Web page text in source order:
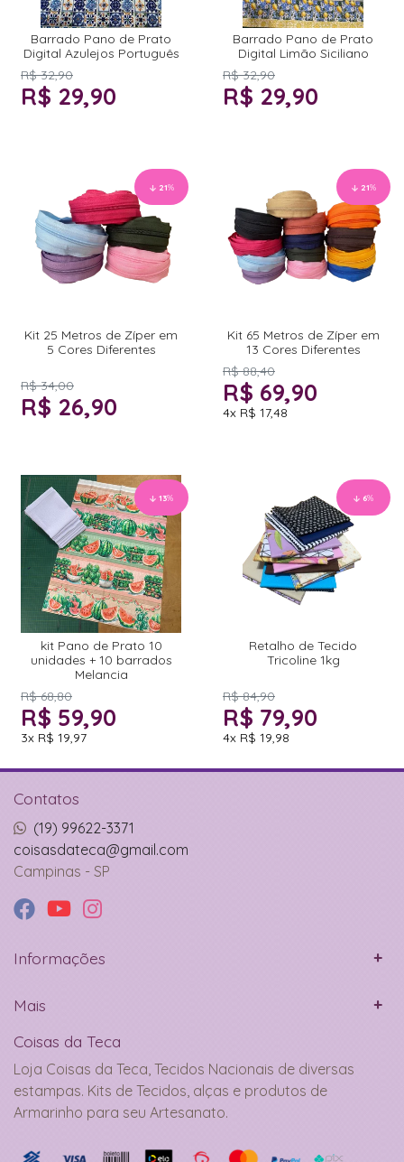
Barrado Pano de Prato
Digital Azulejos Português
R$ 32,90
R$ 29,90
Barrado Pano de Prato
Digital Limão Siciliano
R$ 32,90
R$ 29,90
21%
Kit 25 Metros de Zíper em
5 Cores Diferentes
R$ 34,00
R$ 26,90
21%
Kit 65 Metros de Zíper em
13 Cores Diferentes
R$ 88,40
R$ 69,90
4x R$ 17,48
13%
kit Pano de Prato 10
unidades + 10 barrados
Melancia
R$ 68,80
R$ 59,90
3x R$ 19,97
6%
Retalho de Tecido
Tricoline 1kg
R$ 84,90
R$ 79,90
4x R$ 19,98
Contatos
(19) 99622-3371
coisasdateca@gmail.com
Campinas - SP
Informações
Mais
Coisas da Teca
Loja Coisas da Teca, Tecidos Nacionais de diversas
estampas. Kits de Tecidos, alças e produtos de
Armarinho para seu Artesanato.